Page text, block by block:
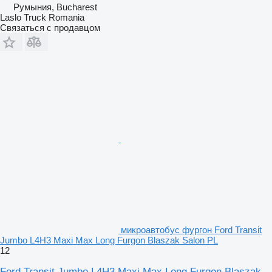
Румыния, Bucharest
Laslo Truck Romania
Связаться с продавцом
микроавтобус фургон Ford Transit
Jumbo L4H3 Maxi Max Long Furgon Blaszak Salon PL
12